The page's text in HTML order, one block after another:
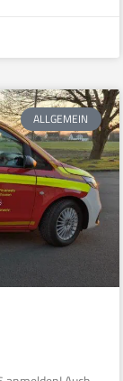
ALLGEMEIN